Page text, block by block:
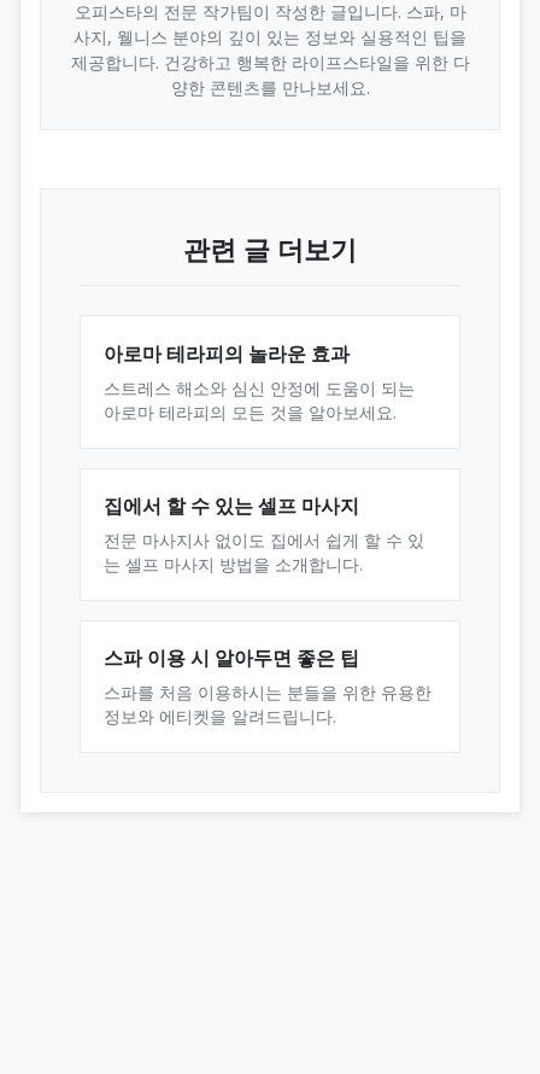
오피스타의 전문 작가팀이 작성한 글입니다. 스파, 마
사지, 웰니스 분야의 깊이 있는 정보와 실용적인 팁을
제공합니다. 건강하고 행복한 라이프스타일을 위한 다
양한 콘텐츠를 만나보세요.
관련 글 더보기
아로마 테라피의 놀라운 효과
스트레스 해소와 심신 안정에 도움이 되는
아로마 테라피의 모든 것을 알아보세요.
집에서 할 수 있는 셀프 마사지
전문 마사지사 없이도 집에서 쉽게 할 수 있
는 셀프 마사지 방법을 소개합니다.
스파 이용 시 알아두면 좋은 팁
스파를 처음 이용하시는 분들을 위한 유용한
정보와 에티켓을 알려드립니다.